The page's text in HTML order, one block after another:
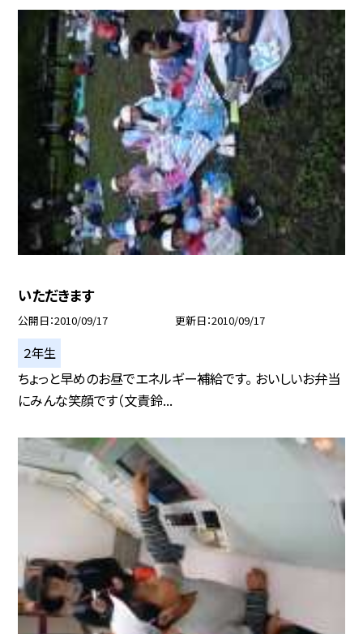
いただきます
公開日 2010/09/17 更新日 2010/09/17
２年生
ちょっと早めのお昼でエネルギー補給です。 おいしいお弁当
にみんな笑顔です（文責鈴...